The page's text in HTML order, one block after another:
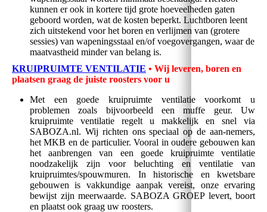
kunnen er ook in kortere tijd grote hoeveelheden gaten
geboord worden, wat de kosten beperkt. Luchtboren leent
zich uitstekend voor het boren en verlijmen van (grotere
sessies) van wapeningsstaal en/of voegovergangen, waar de
maatvastheid minder van belang is.
KRUIPRUIMTE VENTILATIE • Wij leveren, boren en
plaatsen graag de juiste roosters voor u
Met een goede kruipruimte ventilatie voorkomt u
problemen zoals bijvoorbeeld een muffe geur. Uw
kruipruimte ventilatie regelt u makkelijk en snel via
SABOZA.nl. Wij richten ons speciaal op de aan-nemers,
het MKB en de particulier. Vooral in oudere gebouwen kan
het aanbrengen van een goede kruipruimte ventilatie
noodzakelijk zijn voor beluchting en ventilatie van
kruipruimtes/spouwmuren. In historische en kwetsbare
gebouwen is vakkundige aanpak vereist, onze ervaring
bewijst zijn meerwaarde. SABOZA GROEP levert, boort
en plaatst ook graag uw roosters.